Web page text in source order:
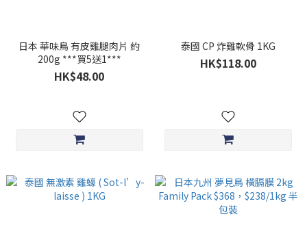
日本 華味鳥 有皮雞腿肉片 約
200g ***買5送1***
HK$48.00
泰國 CP 炸雞軟骨 1KG
HK$118.00